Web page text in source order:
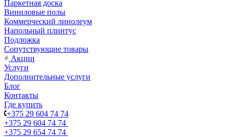
Паркетная доска
Виниловые полы
Коммерческий линолеум
Напольный плинтус
Подложка
Сопутствующие товары
Акции
Услуги
Дополнительные услуги
Блог
Контакты
Где купить
+375 29 604 74 74
+375 29 604 74 74
+375 29 654 74 74